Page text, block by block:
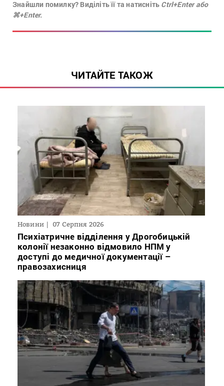
Знайшли помилку? Виділіть її та натисніть Ctrl+Enter або
⌘+Enter.
ЧИТАЙТЕ ТАКОЖ
Новини 07 Серпня 2026
Психіатричне відділення у Дрогобицькій
колонії незаконно відмовило НПМ у
доступі до медичної документації –
правозахисниця